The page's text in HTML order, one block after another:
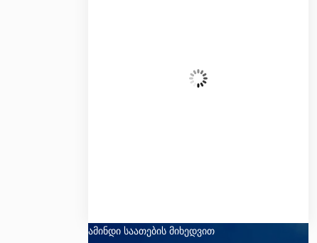
ამინდი საათების მიხედვით